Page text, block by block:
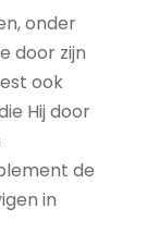
onder
door zijn
ook
Hij door
de
in